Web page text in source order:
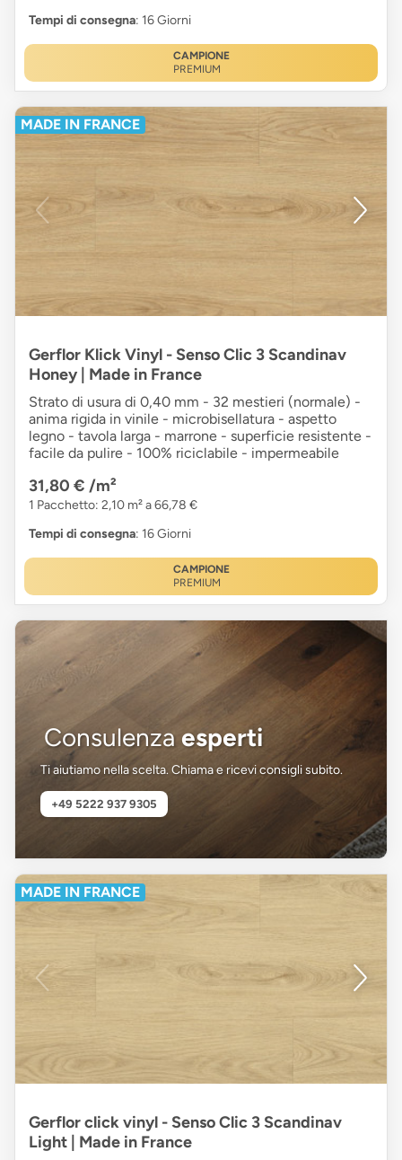
Tempi di consegna: 16 Giorni
CAMPIONE
PREMIUM
MADE IN FRANCE
Gerflor Klick Vinyl - Senso Clic 3 Scandinav
Honey | Made in France
Strato di usura di 0,40 mm - 32 mestieri (normale) -
anima rigida in vinile - microbisellatura - aspetto
legno - tavola larga - marrone - superficie resistente -
facile da pulire - 100% riciclabile - impermeabile
31,80 € /m²
1 Pacchetto: 2,10 m² a 66,78 €
Tempi di consegna: 16 Giorni
CAMPIONE
PREMIUM
Consulenza esperti
Ti aiutiamo nella scelta. Chiama e ricevi consigli subito.
+49 5222 937 9305
MADE IN FRANCE
Gerflor click vinyl - Senso Clic 3 Scandinav
Light | Made in France